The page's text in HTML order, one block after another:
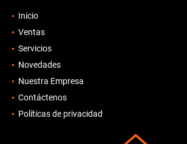
Inicio
Ventas
Servicios
Novedades
Nuestra Empresa
Contáctenos
Políticas de privacidad